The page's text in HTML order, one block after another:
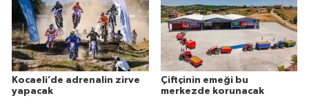
Kocaeli’de adrenalin zirve
yapacak
Çiftçinin emeği bu
merkezde korunacak